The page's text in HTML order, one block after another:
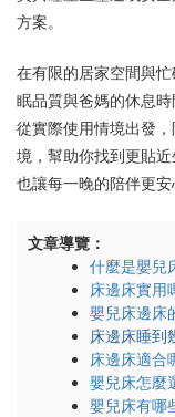
方案。
在有限的居家空間與
眠品質與爸媽的休息
從實際使用情境出發
境，幫助你找到更貼
也讓每一晚的陪伴更安
文章導覽：
什麼是嬰兒
床邊床實用
嬰兒床邊床
床邊床睡到
床邊床適合
嬰兒床怎麼
嬰兒床有哪